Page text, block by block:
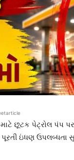
છૂટક પેટ્રોલ પંપ
ઇંધણ ઉપલબ્ધતા